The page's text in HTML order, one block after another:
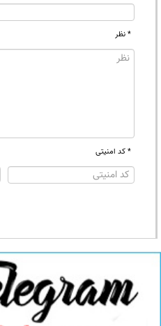
* نظر
* کد امنیتی